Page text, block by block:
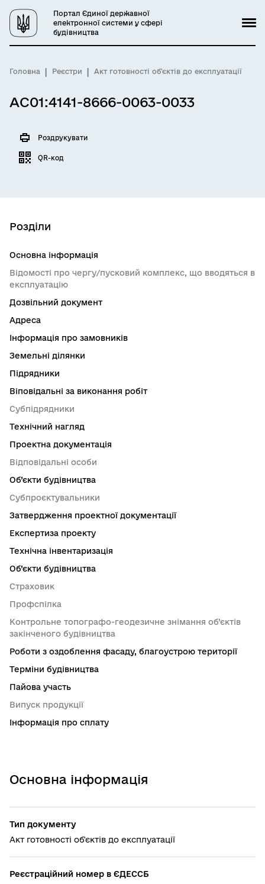
Портал Єдиної державної
електронної системи у сфері
будівництва
Головна Реєстри Акт готовності об'єктів до експлуатації
AC01:4141-8666-0063-0033
Роздрукувати
QR-код
Основна інформація
Тип документу
Акт готовності об'єктів до експлуатації
Реєстраційний номер в ЄДЕССБ
Розділи
Основна інформація
Відомості про чергу/пусковий комплекс, що вводяться в
експлуатацію
Дозвільний документ
Адреса
Інформація про замовників
Земельні ділянки
Підрядники
Віповідальні за виконання робіт
Субпідрядники
Технічний нагляд
Проектна документація
Відповідальні особи
Об’єкти будівництва
Субпроєктувальники
Затвердження проектної документації
Експертиза проекту
Технічна інвентаризація
Об’єкти будівництва
Страховик
Профспілка
Контрольне топографо-геодезичне знімання об’єктів
закінченого будівництва
Роботи з оздоблення фасаду, благоустрою території
Терміни будівництва
Пайова участь
Випуск продукції
Інформація про сплату